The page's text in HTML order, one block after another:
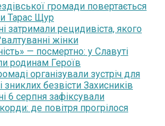
громади повертається
Тарас Щур
затримали рецидивіста, якого
жінки
— посмертно: у Славуті
родинам Героїв
організували зустріч для
зниклих безвісти Захисників
6 серпня зафіксували
де повітря прогрілося